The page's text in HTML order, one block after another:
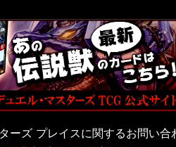
ーズ プレイスに関するお問い合